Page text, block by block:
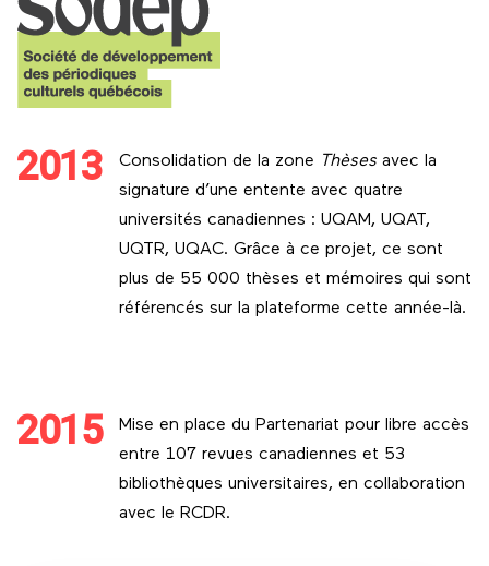
2013 Consolidation de la zone Thèsesavec la
signature d’une entente avec quatre
universités canadiennes : UQAM, UQAT,
UQTR, UQAC. Grâce à ce projet, ce sont
plus de 55 000 thèses et mémoires qui sont
référencés sur la plateforme cette année-là.
2015
Mise en place du Partenariat pour libre accès
entre 107 revues canadiennes et 53
bibliothèques universitaires, en collaboration
avec le RCDR.